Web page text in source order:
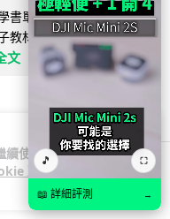
續使用
政
書單價錢按年加 14.7%
教材啟動碼這項設計，
文
🎵 ⛶
📖 詳細評測 →